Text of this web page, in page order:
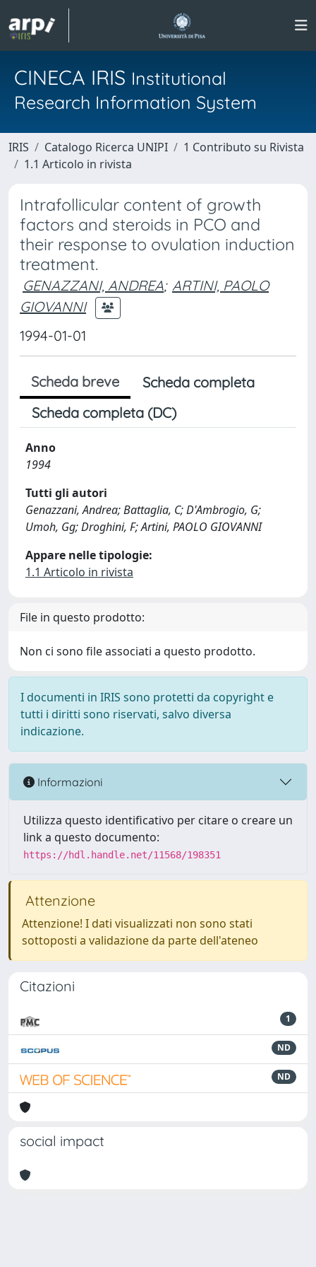
CINECA IRIS Institutional
Research Information System
IRIS Catalogo Ricerca UNIPI
1 Contributo su Rivista
1.1 Articolo in rivista
Intrafollicular content of growth
factors and steroids in PCO and
their response to ovulation induction
treatment.
GENAZZANI, ANDREA; ARTINI, PAOLO
GIOVANNI
1994-01-01
Scheda breve
Scheda completa
Scheda completa (DC)
Anno
1994
Tutti gli autori
Genazzani, Andrea; Battaglia, C; D'Ambrogio, G;
Umoh, Gg; Droghini, F; Artini, PAOLO GIOVANNI
Appare nelle tipologie:
1.1 Articolo in rivista
File in questo prodotto:
Non ci sono file associati a questo prodotto.
I documenti in IRIS sono protetti da copyright e
tutti i diritti sono riservati, salvo diversa
indicazione.
Informazioni
Utilizza questo identificativo per citare o creare un
link a questo documento:
https://hdl.handle.net/11568/198351
Attenzione
Attenzione! I dati visualizzati non sono stati
sottoposti a validazione da parte dell'ateneo
Citazioni
1
ND
ND
social impact